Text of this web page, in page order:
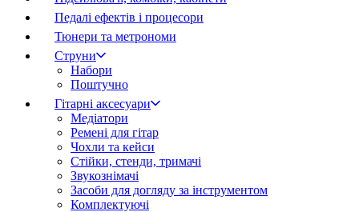
Педалі ефектів і процесори
Тюнери та метрономи
Струни
Набори
Поштучно
Гітарні аксесуари
Медіатори
Ремені для гітар
Чохли та кейси
Стійки, стенди, тримачі
Звукознімачі
Засоби для догляду за інструментом
Комплектуючі